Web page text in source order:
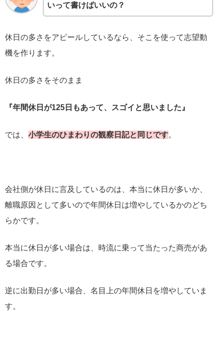
いって書けばいいの？
休日の多さをアピールしているなら、そこを使って志望動
機を作ります。
休日の多さをそのまま
『年間休日が125日もあって、スゴイと思いました』
では、 小学生のひまわりの観察日記と同じです。
会社側が休日に言及しているのは、本当に休日が多いか、
離職原因として多いので年間休日は増やしているかのどち
らかです。
本当に休日が多い場合は、時流に乗って当たった商売があ
る場合です。
逆に出勤日が多い場合、名目上の年間休日を増やしていま
す。